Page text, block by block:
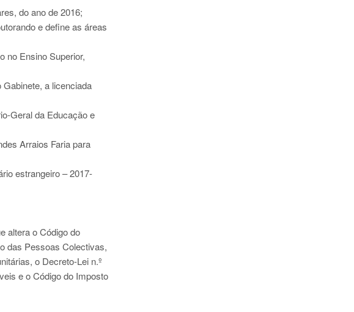
do ano de 2016;
e define as áreas
no Ensino Superior,
a licenciada
Geral da Educação e
Arraios Faria para
estrangeiro – 2017-
altera o Código do
das Pessoas Colectivas,
o Decreto-Lei n.º
e o Código do Imposto